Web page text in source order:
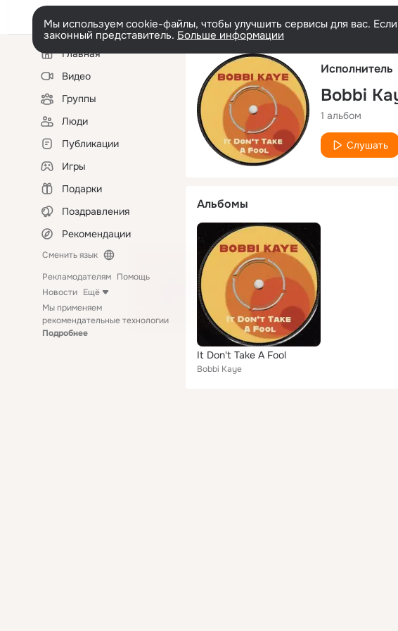
Мы используем cookie-файлы, чтобы улучшить сервисы для вас.
законный представитель. Больше информации
Левая
колонкаГлавная
Видео
Группы
Люди
Публикации
Игры
Подарки
Поздравления
Рекомендации
Сменить язык
Рекламодателям Помощь
Новости Ещё
Мы применяем
рекомендательные технологии
Подробнее
Исполнитель
Bobbi
1 альбом
Слушать
Альбомы
It Don't Take A Fool
Bobbi Kaye